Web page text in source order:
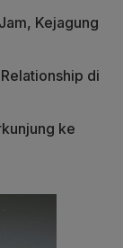
Kejagung
di
ke